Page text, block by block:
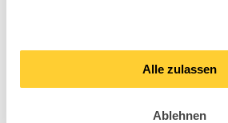
Alle zulassen
Ablehnen
Neueste Beiträge